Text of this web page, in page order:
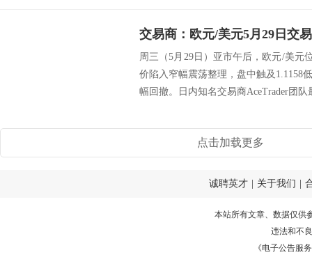
交易商：欧元/美元5月29日交
周三（5月29日）亚市午后，欧元/美元
价陷入窄幅震荡整理，盘中触及1.1158
幅回撤。日内知名交易商AceTrader团
点击加载更多
诚聘英才 关于我们
本站所有文章、数据仅供
违法和不
《电子公告服务